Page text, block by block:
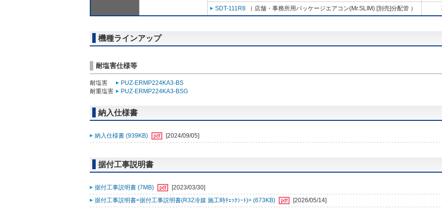
SDT-111R8 （ 店舗・事務所用パッケージエアコン(Mr.SLIM) [別売]分配管 ）
機種ラインアップ
耐塩害仕様等
耐塩害
PUZ-ERMP224KA3-BS
耐重塩害
PUZ-ERMP224KA3-BSG
納入仕様書
納入仕様書 (939KB) [2024/09/05]
据付工事説明書
据付工事説明書 (7MB)
[2023/03/30]
据付工事説明書<据付工事説明書(R32冷媒 施工時ﾁｪｯｸｼｰﾄ)> (673KB)
[2026/05/14]